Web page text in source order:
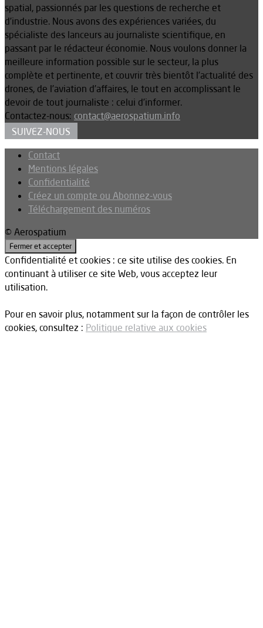
spatial, passionnés par les questions de recherche et
d’industrie. Nous avons des expériences variées, du
spécialiste des lanceurs au journaliste scientifique, en
passant par le rédacteur économie. Nous voulons donner la
meilleure information possible sur le secteur, la plus
complète et pertinente, et couvrir très bientôt l’actualité des
drones, de l’aviation d’affaires, le tout en accomplissant le
devoir de tout journaliste : celui d’informer.
Contactez-nous: contact@aerospatium.info
SUIVEZ-NOUS
Contact
Mentions légales
Confidentialité
Créez un compte ou Abonnez-vous
Téléchargement des numéros
© Aerospatium
Confidentialité et cookies : ce site utilise des cookies. En
continuant à utiliser ce site Web, vous acceptez leur
utilisation.
Pour en savoir plus, notamment sur la façon de contrôler les
cookies, consultez : Politique relative aux cookies